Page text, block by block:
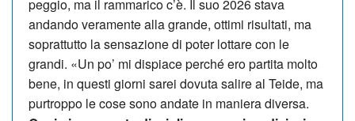
peggio, ma il rammarico c’è. Il suo 2026 stava
andando veramente alla grande, ottimi risultati, ma
soprattutto la sensazione di poter lottare con le
grandi. «Un po’ mi dispiace perché ero partita molto
bene, in questi giorni sarei dovuta salire al Teide, ma
purtroppo le cose sono andate in maniera diversa.